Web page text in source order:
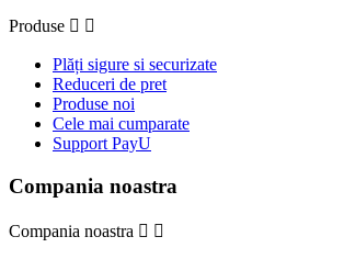
Produse  
Plăți sigure si securizate
Reduceri de pret
Produse noi
Cele mai cumparate
Support PayU
Compania noastra
Compania noastra  